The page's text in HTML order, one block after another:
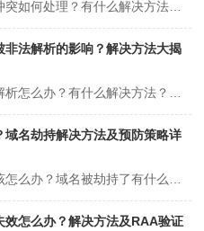
非法解析的影响？解决方法大揭
域名劫持解决方法及预防策略详
效怎么办？解决方法及RAA验证